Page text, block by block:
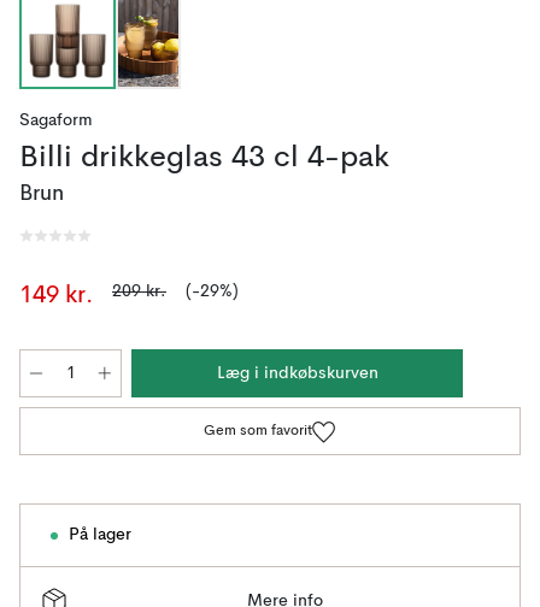
Sagaform
Billi drikkeglas 43 cl 4-pak
Brun
149 kr. 209 kr. (-29%)
Læg i indkøbskurven
Gem som favorit
På lager
Mere info